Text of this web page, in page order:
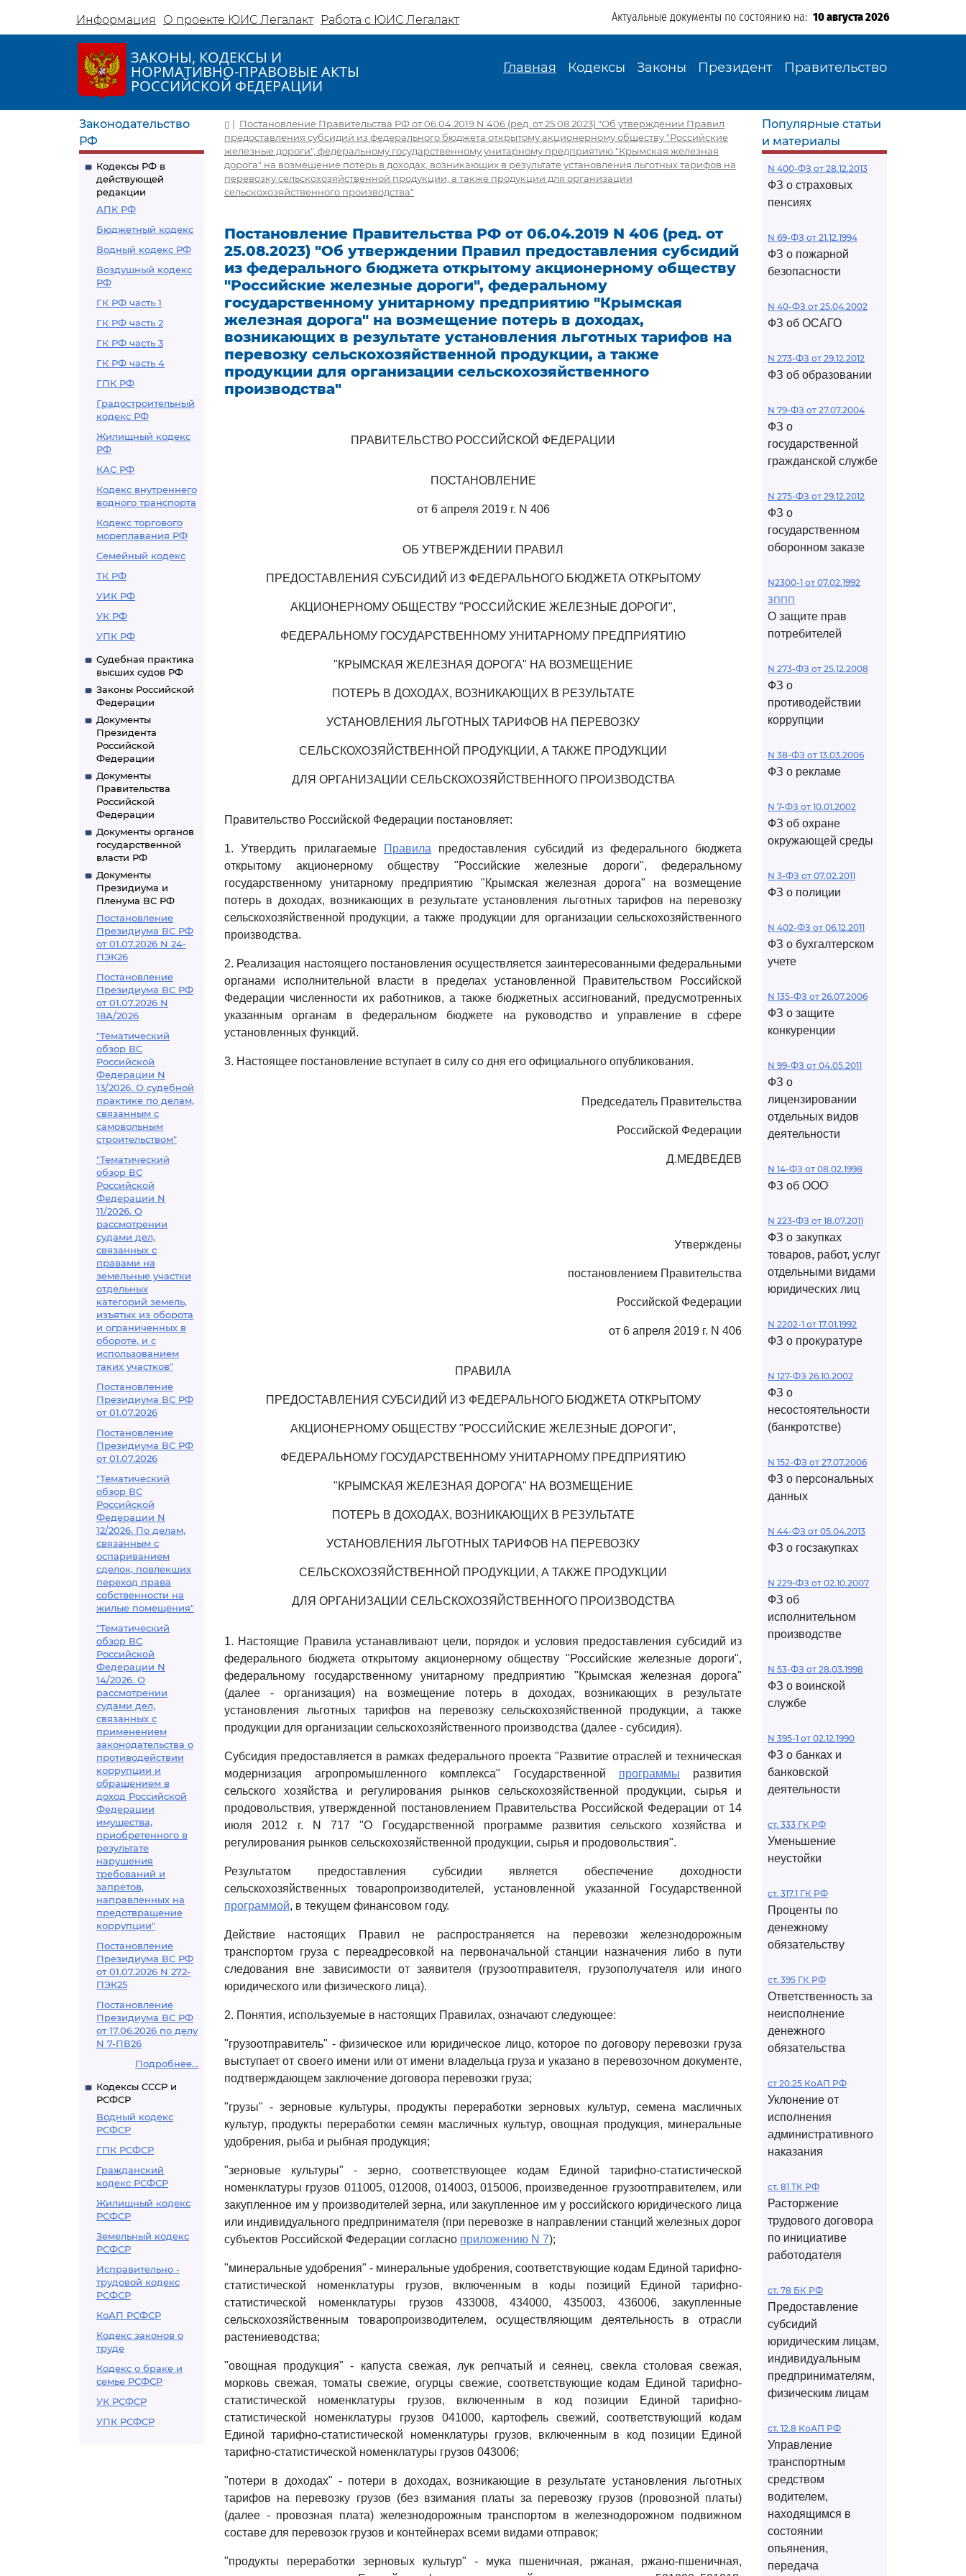
Информация О проекте ЮИС Легалакт Работа с ЮИС Легалакт Актуальные документы по состоянию на: 10 августа 2026
ЗАКОНЫ, КОДЕКСЫ И
НОРМАТИВНО-ПРАВОВЫЕ АКТЫ
РОССИЙСКОЙ ФЕДЕРАЦИИ
Главная Кодексы Законы Президент Правительство
Законодательство
РФ
Кодексы РФ в
действующей
редакции
АПК РФ
Бюджетный кодекс
Водный кодекс РФ
Воздушный кодекс
РФ
ГК РФ часть 1
ГК РФ часть 2
ГК РФ часть 3
ГК РФ часть 4
ГПК РФ
Градостроительный
кодекс РФ
Жилищный кодекс
РФ
КАС РФ
Кодекс внутреннего
водного транспорта
Кодекс торгового
мореплавания РФ
Семейный кодекс
ТК РФ
УИК РФ
УК РФ
УПК РФ
Судебная практика
высших судов РФ
Законы Российской
Федерации
Документы
Президента
Российской
Федерации
Документы
Правительства
Российской
Федерации
Документы органов
государственной
власти РФ
Документы
Президиума и
Пленума ВС РФ
Постановление
Президиума ВС РФ
от 01.07.2026 N 24-
ПЭК26
Постановление
Президиума ВС РФ
от 01.07.2026 N
18А/2026
"Тематический
обзор ВС
Российской
Федерации N
13/2026. О судебной
практике по делам,
связанным с
самовольным
строительством"
"Тематический
обзор ВС
Российской
Федерации N
11/2026. О
рассмотрении
судами дел,
связанных с
правами на
земельные участки
отдельных
категорий земель,
изъятых из оборота
и ограниченных в
обороте, и с
использованием
таких участков"
Постановление
Президиума ВС РФ
от 01.07.2026
Постановление
Президиума ВС РФ
от 01.07.2026
"Тематический
обзор ВС
Российской
Федерации N
12/2026. По делам,
связанным с
оспариванием
сделок, повлекших
переход права
собственности на
жилые помещения"
"Тематический
обзор ВС
Российской
Федерации N
14/2026. О
рассмотрении
судами дел,
связанных с
применением
законодательства о
противодействии
коррупции и
обращением в
доход Российской
Федерации
имущества,
приобретенного в
результате
нарушения
требований и
запретов,
направленных на
предотвращение
коррупции"
Постановление
Президиума ВС РФ
от 01.07.2026 N 272-
ПЭК25
Постановление
Президиума ВС РФ
от 17.06.2026 по делу
N 7-ПВ26
Подробнее...
Кодексы СССР и
РСФСР
Водный кодекс
РСФСР
ГПК РСФСР
Гражданский
кодекс РСФСР
Жилищный кодекс
РСФСР
Земельный кодекс
РСФСР
Исправительно -
трудовой кодекс
РСФСР
КоАП РСФСР
Кодекс законов о
труде
Кодекс о браке и
семье РСФСР
УК РСФСР
УПК РСФСР
| Постановление Правительства РФ от 06.04.2019 N 406 (ред. от 25.08.2023) "Об утверждении Правил
предоставления субсидий из федерального бюджета открытому акционерному обществу "Российские
железные дороги", федеральному государственному унитарному предприятию "Крымская железная
дорога" на возмещение потерь в доходах, возникающих в результате установления льготных тарифов на
перевозку сельскохозяйственной продукции, а также продукции для организации
сельскохозяйственного производства"
Постановление Правительства РФ от 06.04.2019 N 406 (ред. от
25.08.2023) "Об утверждении Правил предоставления субсидий
из федерального бюджета открытому акционерному обществу
"Российские железные дороги", федеральному
государственному унитарному предприятию "Крымская
железная дорога" на возмещение потерь в доходах,
возникающих в результате установления льготных тарифов на
перевозку сельскохозяйственной продукции, а также
продукции для организации сельскохозяйственного
производства"
ПРАВИТЕЛЬСТВО РОССИЙСКОЙ ФЕДЕРАЦИИ
ПОСТАНОВЛЕНИЕ
от 6 апреля 2019 г. N 406
ОБ УТВЕРЖДЕНИИ ПРАВИЛ
ПРЕДОСТАВЛЕНИЯ СУБСИДИЙ ИЗ ФЕДЕРАЛЬНОГО БЮДЖЕТА ОТКРЫТОМУ
АКЦИОНЕРНОМУ ОБЩЕСТВУ "РОССИЙСКИЕ ЖЕЛЕЗНЫЕ ДОРОГИ",
ФЕДЕРАЛЬНОМУ ГОСУДАРСТВЕННОМУ УНИТАРНОМУ ПРЕДПРИЯТИЮ
"КРЫМСКАЯ ЖЕЛЕЗНАЯ ДОРОГА" НА ВОЗМЕЩЕНИЕ
ПОТЕРЬ В ДОХОДАХ, ВОЗНИКАЮЩИХ В РЕЗУЛЬТАТЕ
УСТАНОВЛЕНИЯ ЛЬГОТНЫХ ТАРИФОВ НА ПЕРЕВОЗКУ
СЕЛЬСКОХОЗЯЙСТВЕННОЙ ПРОДУКЦИИ, А ТАКЖЕ ПРОДУКЦИИ
ДЛЯ ОРГАНИЗАЦИИ СЕЛЬСКОХОЗЯЙСТВЕННОГО ПРОИЗВОДСТВА
Правительство Российской Федерации постановляет:
1. Утвердить прилагаемые Правила предоставления субсидий из федерального бюджета
открытому акционерному обществу "Российские железные дороги", федеральному
государственному унитарному предприятию "Крымская железная дорога" на возмещение
потерь в доходах, возникающих в результате установления льготных тарифов на перевозку
сельскохозяйственной продукции, а также продукции для организации сельскохозяйственного
производства.
2. Реализация настоящего постановления осуществляется заинтересованными федеральными
органами исполнительной власти в пределах установленной Правительством Российской
Федерации численности их работников, а также бюджетных ассигнований, предусмотренных
указанным органам в федеральном бюджете на руководство и управление в сфере
установленных функций.
3. Настоящее постановление вступает в силу со дня его официального опубликования.
Председатель Правительства
Российской Федерации
Д.МЕДВЕДЕВ
Утверждены
постановлением Правительства
Российской Федерации
от 6 апреля 2019 г. N 406
ПРАВИЛА
ПРЕДОСТАВЛЕНИЯ СУБСИДИЙ ИЗ ФЕДЕРАЛЬНОГО БЮДЖЕТА ОТКРЫТОМУ
АКЦИОНЕРНОМУ ОБЩЕСТВУ "РОССИЙСКИЕ ЖЕЛЕЗНЫЕ ДОРОГИ",
ФЕДЕРАЛЬНОМУ ГОСУДАРСТВЕННОМУ УНИТАРНОМУ ПРЕДПРИЯТИЮ
"КРЫМСКАЯ ЖЕЛЕЗНАЯ ДОРОГА" НА ВОЗМЕЩЕНИЕ
ПОТЕРЬ В ДОХОДАХ, ВОЗНИКАЮЩИХ В РЕЗУЛЬТАТЕ
УСТАНОВЛЕНИЯ ЛЬГОТНЫХ ТАРИФОВ НА ПЕРЕВОЗКУ
СЕЛЬСКОХОЗЯЙСТВЕННОЙ ПРОДУКЦИИ, А ТАКЖЕ ПРОДУКЦИИ
ДЛЯ ОРГАНИЗАЦИИ СЕЛЬСКОХОЗЯЙСТВЕННОГО ПРОИЗВОДСТВА
1. Настоящие Правила устанавливают цели, порядок и условия предоставления субсидий из
федерального бюджета открытому акционерному обществу "Российские железные дороги",
федеральному государственному унитарному предприятию "Крымская железная дорога"
(далее - организация) на возмещение потерь в доходах, возникающих в результате
установления льготных тарифов на перевозку сельскохозяйственной продукции, а также
продукции для организации сельскохозяйственного производства (далее - субсидия).
Субсидия предоставляется в рамках федерального проекта "Развитие отраслей и техническая
модернизация агропромышленного комплекса" Государственной программы развития
сельского хозяйства и регулирования рынков сельскохозяйственной продукции, сырья и
продовольствия, утвержденной постановлением Правительства Российской Федерации от 14
июля 2012 г. N 717 "О Государственной программе развития сельского хозяйства и
регулирования рынков сельскохозяйственной продукции, сырья и продовольствия".
Результатом предоставления субсидии является обеспечение доходности
сельскохозяйственных товаропроизводителей, установленной указанной Государственной
программой, в текущем финансовом году.
Действие настоящих Правил не распространяется на перевозки железнодорожным
транспортом груза с переадресовкой на первоначальной станции назначения либо в пути
следования вне зависимости от заявителя (грузоотправителя, грузополучателя или иного
юридического или физического лица).
2. Понятия, используемые в настоящих Правилах, означают следующее:
"грузоотправитель" - физическое или юридическое лицо, которое по договору перевозки груза
выступает от своего имени или от имени владельца груза и указано в перевозочном документе,
подтверждающем заключение договора перевозки груза;
"грузы" - зерновые культуры, продукты переработки зерновых культур, семена масличных
культур, продукты переработки семян масличных культур, овощная продукция, минеральные
удобрения, рыба и рыбная продукция;
"зерновые культуры" - зерно, соответствующее кодам Единой тарифно-статистической
номенклатуры грузов 011005, 012008, 014003, 015006, произведенное грузоотправителем, или
закупленное им у производителей зерна, или закупленное им у российского юридического лица
или индивидуального предпринимателя (при перевозке в направлении станций железных дорог
субъектов Российской Федерации согласно приложению N 7);
"минеральные удобрения" - минеральные удобрения, соответствующие кодам Единой тарифно-
статистической номенклатуры грузов, включенным в коды позиций Единой тарифно-
статистической номенклатуры грузов 433008, 434000, 435003, 436006, закупленные
сельскохозяйственным товаропроизводителем, осуществляющим деятельность в отрасли
растениеводства;
"овощная продукция" - капуста свежая, лук репчатый и сеянец, свекла столовая свежая,
морковь свежая, томаты свежие, огурцы свежие, соответствующие кодам Единой тарифно-
статистической номенклатуры грузов, включенным в код позиции Единой тарифно-
статистической номенклатуры грузов 041000, картофель свежий, соответствующий кодам
Единой тарифно-статистической номенклатуры грузов, включенным в код позиции Единой
тарифно-статистической номенклатуры грузов 043006;
"потери в доходах" - потери в доходах, возникающие в результате установления льготных
тарифов на перевозку грузов (без взимания платы за перевозку грузов (провозной платы)
(далее - провозная плата) железнодорожным транспортом в железнодорожном подвижном
составе для перевозок грузов и контейнерах всеми видами отправок;
"продукты переработки зерновых культур" - мука пшеничная, ржаная, ржано-пшеничная,
Популярные статьи
и материалы
N 400-ФЗ от 28.12.2013
ФЗ о страховых
пенсиях
N 69-ФЗ от 21.12.1994
ФЗ о пожарной
безопасности
N 40-ФЗ от 25.04.2002
ФЗ об ОСАГО
N 273-ФЗ от 29.12.2012
ФЗ об образовании
N 79-ФЗ от 27.07.2004
ФЗ о
государственной
гражданской службе
N 275-ФЗ от 29.12.2012
ФЗ о
государственном
оборонном заказе
N2300-1 от 07.02.1992
ЗППП
О защите прав
потребителей
N 273-ФЗ от 25.12.2008
ФЗ о
противодействии
коррупции
N 38-ФЗ от 13.03.2006
ФЗ о рекламе
N 7-ФЗ от 10.01.2002
ФЗ об охране
окружающей среды
N 3-ФЗ от 07.02.2011
ФЗ о полиции
N 402-ФЗ от 06.12.2011
ФЗ о бухгалтерском
учете
N 135-ФЗ от 26.07.2006
ФЗ о защите
конкуренции
N 99-ФЗ от 04.05.2011
ФЗ о
лицензировании
отдельных видов
деятельности
N 14-ФЗ от 08.02.1998
ФЗ об ООО
N 223-ФЗ от 18.07.2011
ФЗ о закупках
товаров, работ, услуг
отдельными видами
юридических лиц
N 2202-1 от 17.01.1992
ФЗ о прокуратуре
N 127-ФЗ 26.10.2002
ФЗ о
несостоятельности
(банкротстве)
N 152-ФЗ от 27.07.2006
ФЗ о персональных
данных
N 44-ФЗ от 05.04.2013
ФЗ о госзакупках
N 229-ФЗ от 02.10.2007
ФЗ об
исполнительном
производстве
N 53-ФЗ от 28.03.1998
ФЗ о воинской
службе
N 395-1 от 02.12.1990
ФЗ о банках и
банковской
деятельности
ст. 333 ГК РФ
Уменьшение
неустойки
ст. 317.1 ГК РФ
Проценты по
денежному
обязательству
ст. 395 ГК РФ
Ответственность за
неисполнение
денежного
обязательства
ст 20.25 КоАП РФ
Уклонение от
исполнения
административного
наказания
ст. 81 ТК РФ
Расторжение
трудового договора
по инициативе
работодателя
ст. 78 БК РФ
Предоставление
субсидий
юридическим лицам,
индивидуальным
предпринимателям,
физическим лицам
ст. 12.8 КоАП РФ
Управление
транспортным
средством
водителем,
находящимся в
состоянии
опьянения,
передача